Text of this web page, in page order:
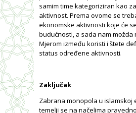
samim time kategoriziran kao
aktivnost. Prema ovome se
ekonomske aktivnosti koje će
budućnosti, a sada nam možda
Mjerom između koristi i štete
status određene aktivnosti.
Zaključak
Zabrana monopola u islamskoj
temelji se na načelima